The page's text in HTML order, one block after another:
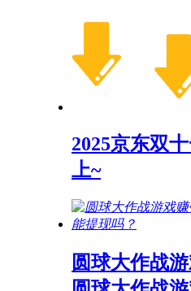
2025京东双
上~
圆球大作战